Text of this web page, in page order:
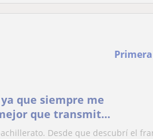
que siempre me
que transmitir
Desde que descubrí el